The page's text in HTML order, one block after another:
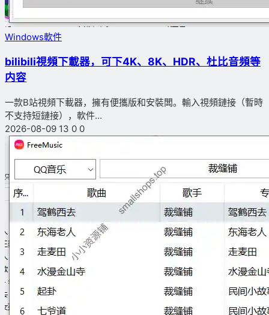
Windows軟件
bilibili視頻下載器，可下4K、8K、HDR、杜比音頻等
内容
一款B站視頻下載器，擁有便攜版和安裝闆。輸入視頻鏈接（暫時
不支持短鏈接），軟件...
2026-08-09 13 0 0